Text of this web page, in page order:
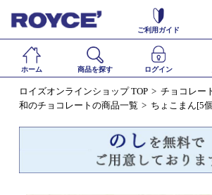
ご利用ガイド
ホーム 商品を探す ログイン
ロイズオンラインショップ TOP
チョコレー
和のチョコレートの商品一覧
ちょこまん[5